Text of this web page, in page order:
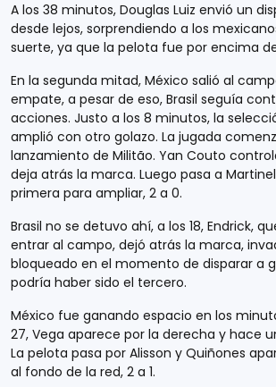
A los 38 minutos, Douglas Luiz envió un
desde lejos, sorprendiendo a los
suerte, ya que la pelota fue por encima
En la segunda mitad, México salió al
empate, a pesar de eso, Brasil seguía
acciones. Justo a los 8 minutos, la
amplió con otro golazo. La jugada
lanzamiento de Militão. Yan Couto
deja atrás la marca. Luego pasa a
primera para ampliar, 2 a 0.
Brasil no se detuvo ahí, a los 18, Endrick,
entrar al campo, dejó atrás la marca,
bloqueado en el momento de disparar a
podría haber sido el tercero.
México fue ganando espacio en los
27, Vega aparece por la derecha y hace
La pelota pasa por Alisson y Quiñones
al fondo de la red, 2 a 1.